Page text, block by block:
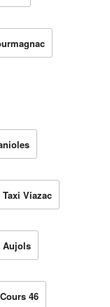
Taxi Viazac
Aujols
46